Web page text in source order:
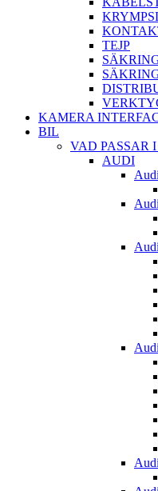
TEJP
KAMERA
BIL
VAD PASSAR
AUDI